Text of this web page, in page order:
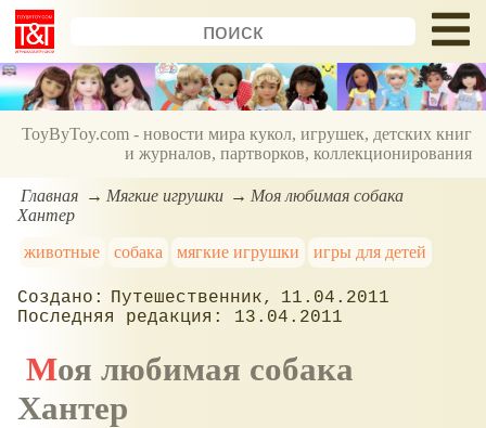
ToyByToy.com - новости мира кукол, игрушек, детских книг
и журналов, партворков, коллекционирования
Главная Мягкие игрушки
Моя любимая собака
Хантер
животные
собака мягкие игрушки игры для детей
Путешественник
11.04.2011
13.04.2011
Моя любимая собака
Хантер